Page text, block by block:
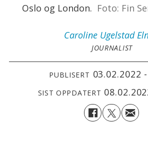
Oslo og London. Foto: Fin
Caroline Ugelstad
JOURNALIST
PUBLISERT 03.02.2022
SIST OPPDATERT